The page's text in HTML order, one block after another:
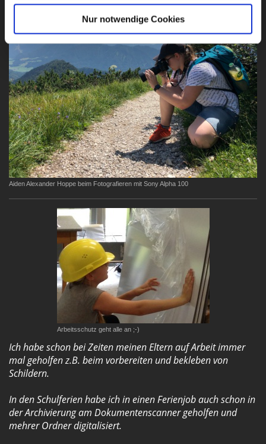
Nur notwendige Cookies
Aiden Alexander Hoppe beim Fotografieren mit Sony Alpha 100
Arbeitsschutz geht alle an ;-)
Ich habe schon bei Zeiten meinen Eltern auf Arbeit immer
mal geholfen z.B. beim vorbereiten und bekleben von
Schildern.
In den Schulferien habe ich in einen Ferienjob auch schon in
der Archivierung am Dokumentenscanner geholfen und
mehrer Ordner digitalisiert.